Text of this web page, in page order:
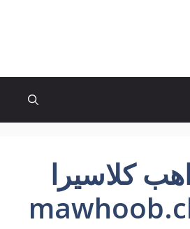
كلاسيرا